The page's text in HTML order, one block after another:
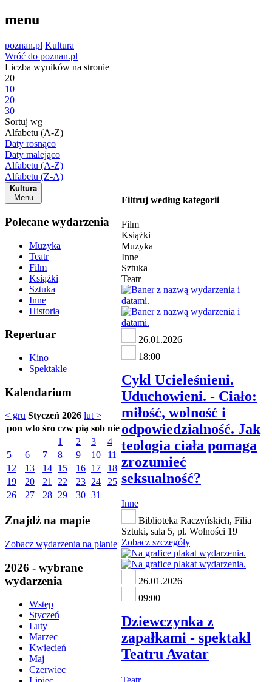
menu
poznan.pl Kultura
Wróć do poznan.pl
Liczba wyników na stronie
20
10
20
30
Sortuj wg
Alfabetu (A-Z)
Daty rosnąco
Daty malejąco
Alfabetu (A-Z)
Alfabetu (Z-A)
Kultura
Menu
Polecane wydarzenia
Muzyka
Teatr
Film
Książki
Sztuka
Inne
Historia
Repertuar
Kino
Spektakle
Kalendarium
< gru Styczeń 2026 lut >
pon wto śro czw pią sob nie
1
2 3
4
5
6 7 8 9 10
11
12
13 14 15 16 17
18
19
20 21 22 23 24
25
26
27 28 29 30 31
Znajdź na mapie
Zobacz wydarzenia na planie
2026 - wybrane
wydarzenia
Wstęp
Styczeń
Luty
Marzec
Kwiecień
Maj
Czerwiec
Filtruj według kategorii
Film
Książki
Muzyka
Inne
Sztuka
Teatr
26.01.2026
18:00
Cykl Ucieleśnieni.
Uduchowieni. - Ciało:
miłość, wolność i
odpowiedzialność. Jak
teologia ciała pomaga
zrozumieć
seksualność?
Inne
Biblioteka Raczyńskich, Filia
Sztuki, sala 5, pl. Wolności 19
Zobacz szczegóły
26.01.2026
09:00
Dziewczynka z
zapałkami - spektakl
Teatru Avatar